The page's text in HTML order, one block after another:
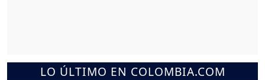
LO ÚLTIMO EN COLOMBIA.COM